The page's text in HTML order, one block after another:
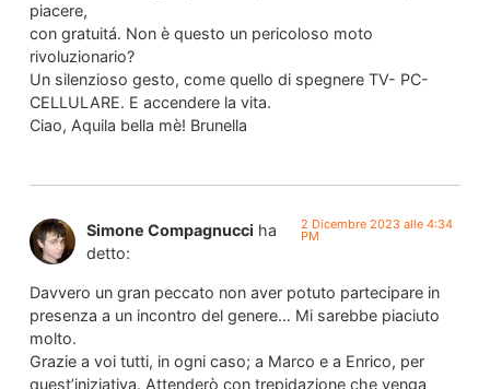
piacere,
con gratuitá. Non è questo un pericoloso moto
rivoluzionario?
Un silenzioso gesto, come quello di spegnere TV- PC-
CELLULARE. E accendere la vita.
Ciao, Aquila bella mè! Brunella
Simone Compagnucci ha
detto:
2 Dicembre 2023 alle 4:34
PM
Davvero un gran peccato non aver potuto partecipare in
presenza a un incontro del genere… Mi sarebbe piaciuto
molto.
Grazie a voi tutti, in ogni caso; a Marco e a Enrico, per
quest’iniziativa. Attenderò con trepidazione che venga